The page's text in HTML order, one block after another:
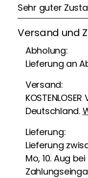
Sehr guter
Versand und
Abholung:
Lieferung an
Versand:
Deutschland.
Lieferung:
Lieferung
Mo, 10. Aug